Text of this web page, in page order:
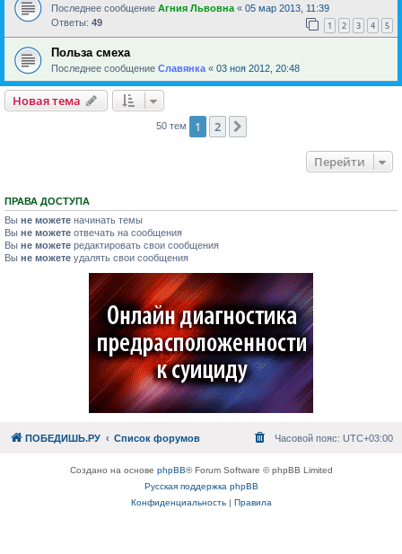
Последнее сообщение Агния Львовна « 05 мар 2013, 11:39
Ответы: 49 1 2 3 4 5
Польза смеха
Последнее сообщение Славянка « 03 ноя 2012, 20:48
Новая тема
50 тем 1 2
Перейти
ПРАВА ДОСТУПА
Вы не можете начинать темы
Вы не можете отвечать на сообщения
Вы не можете редактировать свои сообщения
Вы не можете удалять свои сообщения
ПОБЕДИШЬ.РУ Список форумов Часовой пояс: UTC+03:00
Создано на основе phpBB® Forum Software © phpBB Limited
Русская поддержка phpBB
Конфиденциальность| Правила